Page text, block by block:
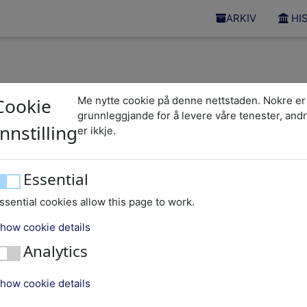
ARKIV
Me nytte cookie på denne nettstaden. Nokre er
grunnleggjande for å levere våre tenester,
er ikkje.
Essential
cookies allow this page to work.
cookie details
Analytics
cookie details
Wichmann